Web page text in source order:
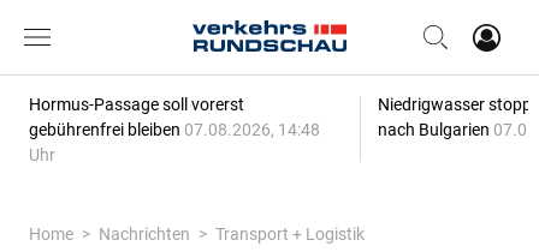
Hormus-Passage soll vorerst
gebührenfrei bleiben 07.08.2026, 14:48
Uhr
Niedrigwasser
nach Bulgarien
Home Nachrichten
Transport + Logistik